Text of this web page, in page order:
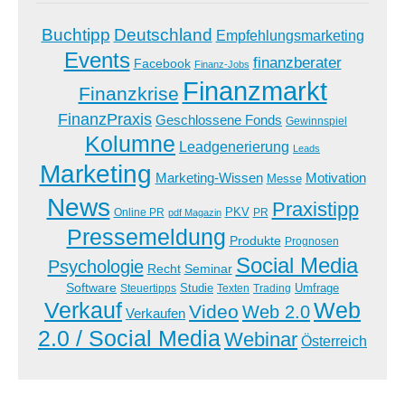
Buchtipp Deutschland Empfehlungsmarketing
Events Facebook Finanz-Jobs finanzberater
Finanzkrise Finanzmarkt
FinanzPraxis Geschlossene Fonds Gewinnspiel
Kolumne Leadgenerierung Leads
Marketing Marketing-Wissen Messe Motivation
News Online PR pdf Magazin PKV PR Praxistipp
Pressemeldung Produkte Prognosen
Psychologie Recht Seminar Social Media
Software Steuertipps Studie Texten Trading Umfrage
Verkauf Verkaufen Video Web 2.0Web
2.0 / Social MediaWebinar Österreich